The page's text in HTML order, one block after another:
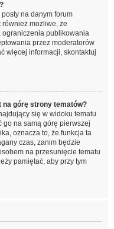
na danym forum
możliwe, że
ograniczenia publikowania
przez moderatorów
więcej informacji, skontaktuj
na górę strony tematów?
się w widoku tematu
go na samą górę pierwszej
oznacza to, że funkcja ta
czas, zanim będzie
na przesunięcie tematu
pamiętać, aby przy tym